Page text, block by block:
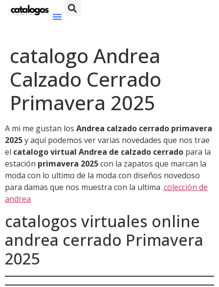
catalogo Andrea
Calzado Cerrado
Primavera 2025
A mi me gustan los Andrea calzado cerrado primavera
2025y aquí podemos ver varias novedades que nos trae
el catalogo virtual Andrea de calzado cerrado para la
estación primavera 2025con la zapatos que marcan la
moda con lo ultimo de la moda con diseños novedoso
para damas que nos muestra con la ultima .colección de
andrea
catalogos virtuales online
andrea cerrado Primavera
2025